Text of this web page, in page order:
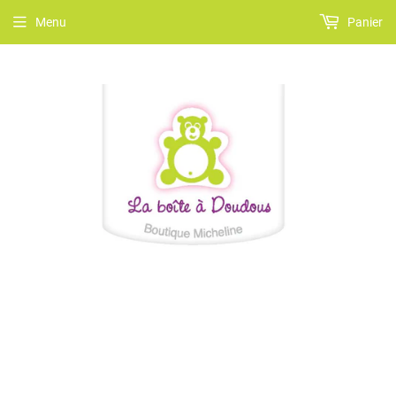
Menu Panier